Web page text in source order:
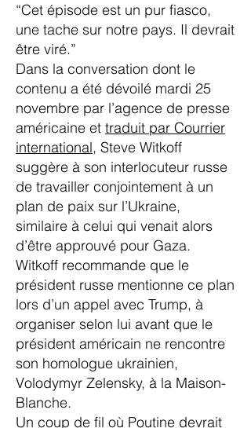
“Cet épisode est un pur fiasco,
une tache sur notre pays. Il devrait
être viré.”
Dans la conversation dont le
contenu a été dévoilé mardi 25
novembre par l’agence de presse
américaine et traduit par Courrier
international, Steve Witkoff
suggère à son interlocuteur russe
de travailler conjointement à un
plan de paix sur l’Ukraine,
similaire à celui qui venait alors
d’être approuvé pour Gaza.
Witkoff recommande que le
président russe mentionne ce plan
lors d’un appel avec Trump, à
organiser selon lui avant que le
président américain ne rencontre
son homologue ukrainien,
Volodymyr Zelensky, à la Maison-
Blanche.
Un coup de fil où Poutine devrait